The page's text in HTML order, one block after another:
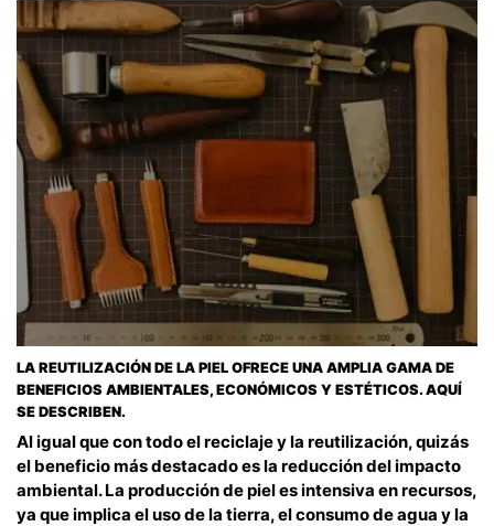
LA REUTILIZACIÓN DE LA PIEL OFRECE UNA AMPLIA GAMA DE
BENEFICIOS AMBIENTALES, ECONÓMICOS Y ESTÉTICOS. AQUÍ
SE DESCRIBEN.
Al igual que con todo el reciclaje y la reutilización, quizás
el beneficio más destacado es la reducción del impacto
ambiental. La producción de piel es intensiva en recursos,
ya que implica el uso de la tierra, el consumo de agua y la